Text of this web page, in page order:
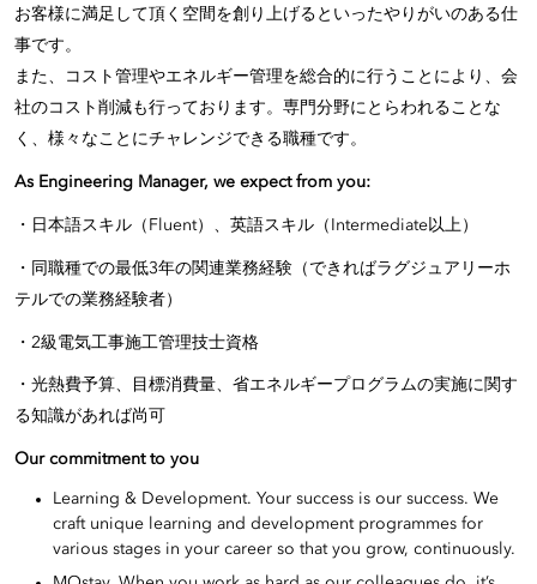
お客様に満足して頂く空間を創り上げるといったやりがいのある仕
事です。
また、コスト管理やエネルギー管理を総合的に行うことにより、会
社のコスト削減も行っております。専門分野にとらわれることな
く、様々なことにチャレンジできる職種です。
As Engineering Manager, we expect from you:
・日本語スキル（Fluent）、英語スキル（Intermediate以上）
・同職種での最低3年の関連業務経験（できればラグジュアリーホ
テルでの業務経験者）
・2級電気工事施工管理技士資格
・光熱費予算、目標消費量、省エネルギープログラムの実施に関す
る知識があれば尚可
Our commitment to you
Learning & Development. Your success is our success. We
craft unique learning and development programmes for
various stages in your career so that you grow, continuously.